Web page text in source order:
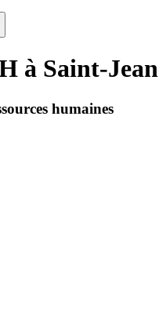
à Saint-
humaines